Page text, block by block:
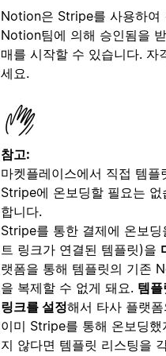
Notion은 Stripe를 사용하여
Notion팀에 의해 승인됨을
매를 시작할 수 있습니다. 자
세요.
참고:
마켓플레이스에서 직접 템
Stripe에 온보딩할 필요는
합니다.
Stripe를 통한 결제에 온보
트 링크가 연결된 템플릿)을
랫폼을 통해 템플릿의 기존
을 복제할 수 없게 돼요. 템
링크를 설정해서 타사 플랫
이미 Stripe를 통해 온보딩
지 않다면 템플릿 리스팅을